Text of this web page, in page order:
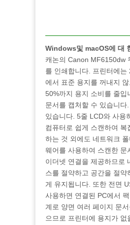
Windows및 macOS에 대
캐논의 Canon MF6150dw
를 인쇄합니다. 프린터에
에서 표준 용지를 꺼내지
50%까지 용지 소비를 줄
문서를 캡처할 수 있습니
있습니다. 5줄 LCD와 사용
컴퓨터로 쉽게 스캔하여
하는 것 외에도 네트워크
웨어를 사용하여 스캔한 문
이더넷 연결을 제공하므로
스를 절약하고 공간을 절
게 유지됩니다. 또한 전면
사용하면 연결된 PC에서
계로 양면 여러 페이지 문
으므로 프린터에 용지가